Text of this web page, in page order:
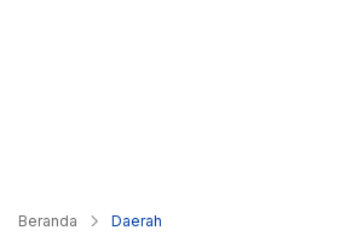
Beranda Daerah